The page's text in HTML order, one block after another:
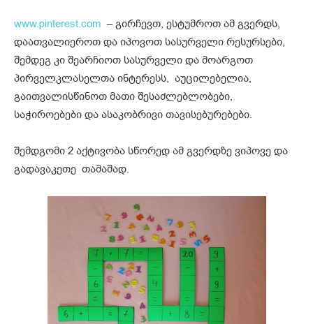
www.pinterest.com – გირჩევთ, ესტუმროთ ამ გვერდს,
დაათვალიეროთ და იპოვოთ სასურველი რესურსები,
შემდეგ კი შეარჩიოთ სასურველი და მოარგოთ
პირველკლასელთა ინტერესს, აუცილებელია,
გაითვალისწინოთ მათი შესაძლებლობები,
საჭიროებები და ასაკობრივი თავისებურებები.
შემდგომი 2 აქტივობა სწორედ ამ გვერდზე ვიპოვე და
გადავაკეთე თამაშად.